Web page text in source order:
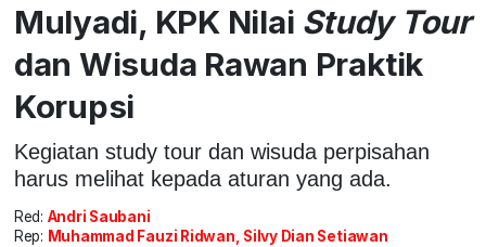
Mulyadi, KPK Nilai Study Tour
dan Wisuda Rawan Praktik
Korupsi
Kegiatan study tour dan wisuda perpisahan
harus melihat kepada aturan yang ada.
Red: Andri Saubani
Rep: Muhammad Fauzi Ridwan, Silvy Dian Setiawan